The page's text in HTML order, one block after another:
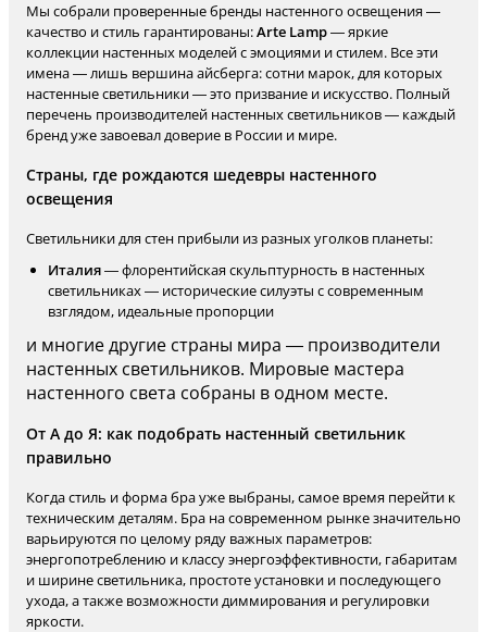
Мы собрали проверенные бренды настенного освещения —
качество и стиль гарантированы:Arte Lamp— яркие
коллекции настенных моделей с эмоциями и стилем. Все эти
имена — лишь вершина айсберга: сотни марок, для которых
настенные светильники — это призвание и искусство. Полный
перечень производителей настенных светильников — каждый
бренд уже завоевал доверие в России и мире.
Страны, где рождаются шедевры настенного
освещения
Светильники для стен прибыли из разных уголков планеты:
Италия— флорентийская скульптурность в настенных
светильниках — исторические силуэты с современным
взглядом, идеальные пропорции
и многие другие страны мира — производители
настенных светильников. Мировые мастера
настенного света собраны в одном месте.
От А до Я: как подобрать настенный светильник
правильно
Когда стиль и форма бра уже выбраны, самое время перейти к
техническим деталям. Бра на современном рынке значительно
варьируются по целому ряду важных параметров:
энергопотреблению и классу энергоэффективности, габаритам
и ширине светильника, простоте установки и последующего
ухода, а также возможности диммирования и регулировки
яркости.